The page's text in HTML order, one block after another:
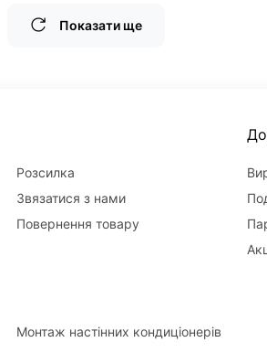
Показати ще
Розсилка
Звязатися з нами
Повернення товару
Монтаж настінних кондиціонерів